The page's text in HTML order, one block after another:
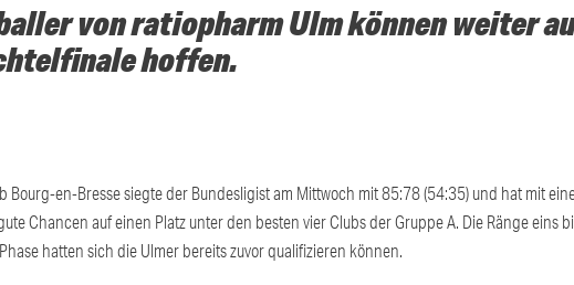
von ratiopharm Ulm können weiter
hoffen.
Bourg-en-Bresse siegte der Bundesligist am Mittwoch mit 85:78 (54:35) und hat mit
Chancen auf einen Platz unter den besten vier Clubs der Gruppe A. Die Ränge eins
hatten sich die Ulmer bereits zuvor qualifizieren können.